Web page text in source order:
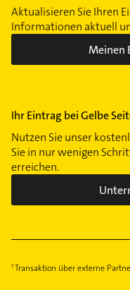
Aktualisieren Sie Ihren
Informationen aktuell
Meinen
Ihr Eintrag bei Gelbe
Nutzen Sie unser
Sie in nur wenigen
erreichen.
Transaktion über externe